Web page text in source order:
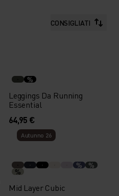
CONSIGLIATI
%
Leggings Da Running
Essential
64,95 €
Autunno 26
% %
%
Mid Layer Cubic